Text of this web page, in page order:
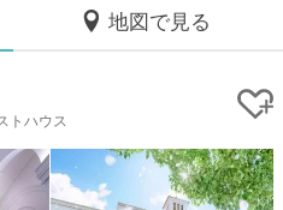
地図で見る
トハウス